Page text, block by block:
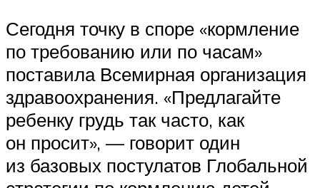
Сегодня точку в споре «кормление
по требованию или по часам»
поставила Всемирная организация
здравоохранения. «Предлагайте
ребенку грудь так часто, как
он просит», — говорит один
из базовых постулатов Глобальной